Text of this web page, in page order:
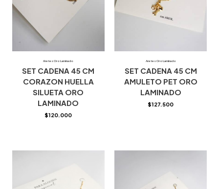
Aretes Oro Laminado
SET CADENA 45 CM
CORAZON HUELLA
SILUETA ORO
LAMINADO
$120.000
Aretes Oro Laminado
SET CADENA 45 CM
AMULETO PET ORO
LAMINADO
$127.500